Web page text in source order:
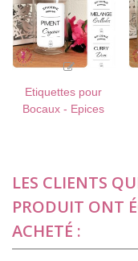
Etiquettes pour
Bocaux - Epices
LES CLIENTS
PRODUIT ONT
ACHETÉ :